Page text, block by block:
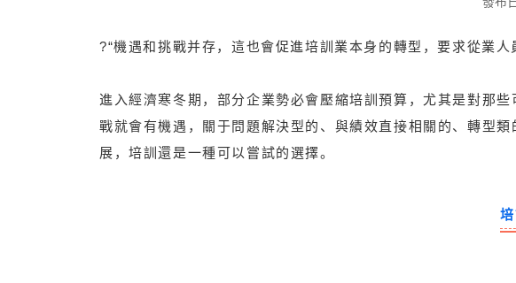
?“機遇和挑戰并存，這也會促進培訓業本身的轉型，要求從業
進入經濟寒冬期，部分企業勢必會壓縮培訓預算，尤其是對那
戰就會有機遇，關于問題解決型的、與績效直接相關的、轉型
展，培訓還是一種可以嘗試的選擇。